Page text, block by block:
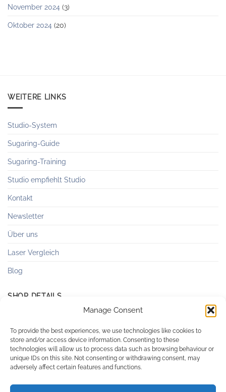
Manage Consent
To provide the best experiences, we use technologies like cookies to
store and/or access device information. Consenting to these
technologies will allow us to process data such as browsing behaviour or
unique IDs on this site. Not consenting or withdrawing consent, may
adversely affect certain features and functions.
November 2024 (3)
Oktober 2024 (20)
WEITERE LINKS
Studio-System
Sugaring-Guide
Sugaring-Training
Studio empfiehlt Studio
Kontakt
Newsletter
Über uns
Laser Vergleich
Blog
SHOP DETAILS
Zahlungsweisen
AGB